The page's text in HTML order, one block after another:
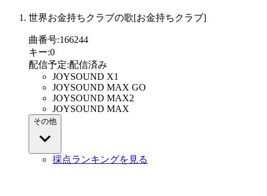
世界お金持ちクラブの歌[お金持ちクラブ]
曲番号:166244
キー:0
配信予定:配信済み
JOYSOUND X1
JOYSOUND MAX GO
JOYSOUND MAX2
JOYSOUND MAX
その他
採点ランキングを見る